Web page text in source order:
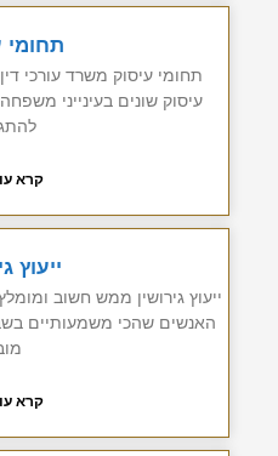
תחומי
תחומי עיסוק משרד עורכי
עיסוק שונים בעינייני
קרא
ייעוץ
ייעוץ גירושין ממש חשוב
האנשים שהכי משמעותיים
קרא